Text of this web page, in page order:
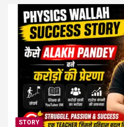
STORY